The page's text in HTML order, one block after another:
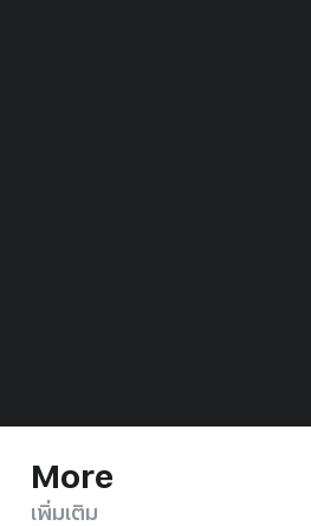
More
เพิ่มเติม